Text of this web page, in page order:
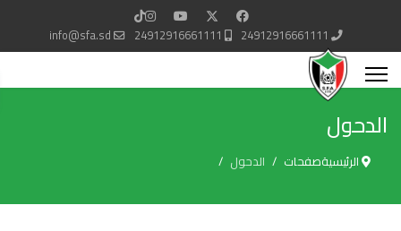
24912916661111
24912916661111
info@sfa.sd
الدحول
الرئيسيةصفحات الدحول